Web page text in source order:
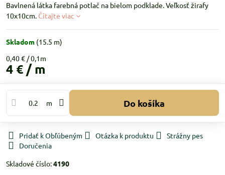
Bavlnená látka farebná potlač na bielom podklade. Veľkosť žirafy
10x10cm. Čítajte viac
Skladom (15.5 m)
0,40 €
4 € / m
m Do košíka
Pridať k Obľúbeným Otázka k produktu
Strážny pes
Doručenia
Skladové číslo:4190